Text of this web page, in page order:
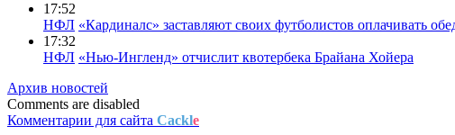
17:52
НФЛ «Кардиналс» заставляют своих футболистов оплачивать
17:32
НФЛ «Нью-Ингленд» отчислит квотербека Брайана Хойера
Архив новостей
Comments are disabled
Комментарии для сайта Cackle